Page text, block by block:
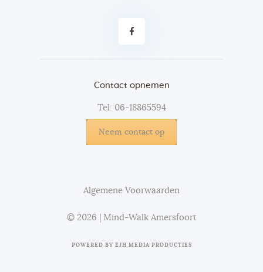
Contact opnemen
Tel: 06-18865594
Neem contact op
Algemene Voorwaarden
© 2026 | Mind-Walk Amersfoort
POWERED BY EJH MEDIA PRODUCTIES